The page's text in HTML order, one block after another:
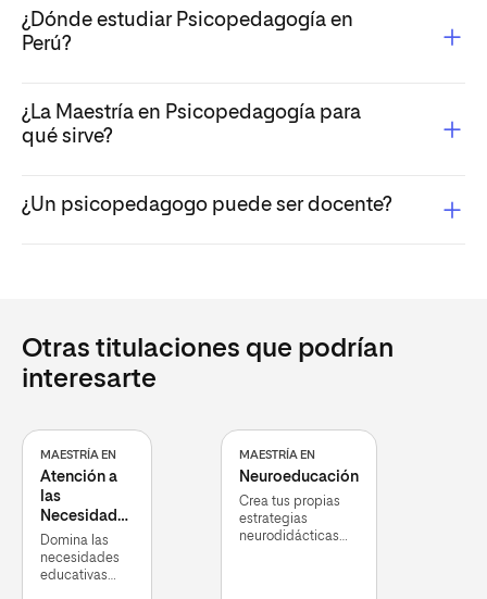
¿Dónde estudiar Psicopedagogía en
Perú?
¿La Maestría en Psicopedagogía para
qué sirve?
¿Un psicopedagogo puede ser docente?
Otras titulaciones que podrían
interesarte
MAESTRÍA EN
Atención a
las
Necesidades
Educativas
del
Desarrollo
Domina las
necesidades
educativas
MAESTRÍA EN
Neuroeducación
Crea tus propias
estrategias
neurodidácticas